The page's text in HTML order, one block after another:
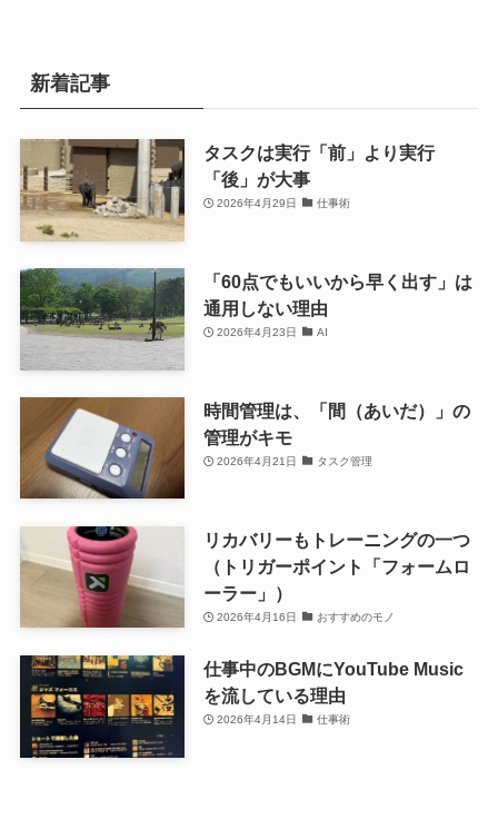
新着記事
タスクは実行「前」より実行
「後」が大事
2026年4月29日 仕事術
「60点でもいいから早く出す」は
通用しない理由
2026年4月23日 AI
時間管理は、「間（あいだ）」の
管理がキモ
2026年4月21日 タスク管理
リカバリーもトレーニングの一つ
（トリガーポイント「フォームロ
ーラー」）
2026年4月16日 おすすめのモノ
仕事中のBGMにYouTube Music
を流している理由
2026年4月14日 仕事術